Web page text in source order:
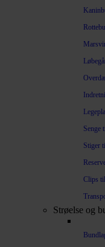
Senge
Stiger
Clips
Strøelse og